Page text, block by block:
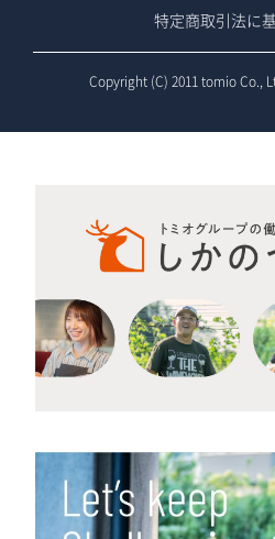
特定商取引法に
Copyright (C) 2011 tomio Co.,